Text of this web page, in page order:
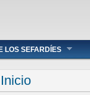
LOS SEFARDÍES
Se encuentra
Inicio